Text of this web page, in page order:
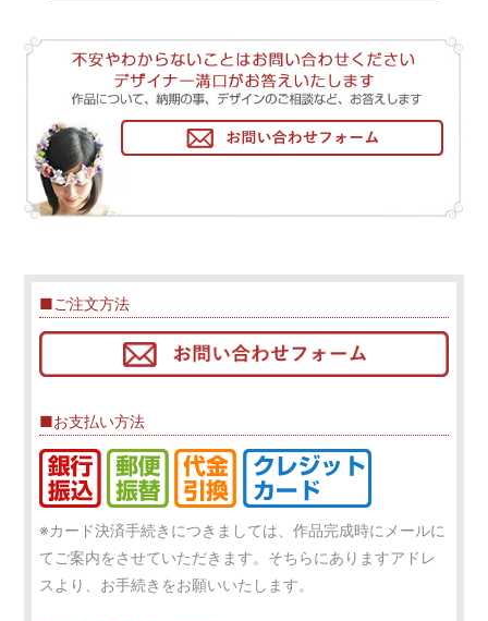
■ご注文方法
■お支払い方法
※カード決済手続きにつきましては、作品完成時にメールに
てご案内をさせていただきます。そちらにありますアドレ
スより、お手続きをお願いいたします。